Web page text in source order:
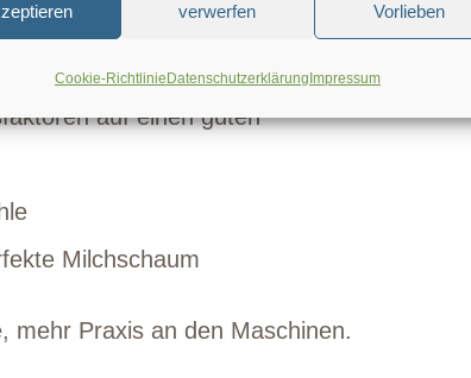
verwerfen Vorlieben
Cookie-RichtlinieDatenschutzerklärungImpressum
in der Kaffeeindustrie
vs. Industriekaffee
auf einen guten
Milchschaum
mehr Praxis an den Maschinen.